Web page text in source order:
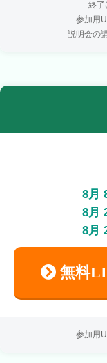
終了
参加用
説明会の
8月
8月
8月
無料
参加用